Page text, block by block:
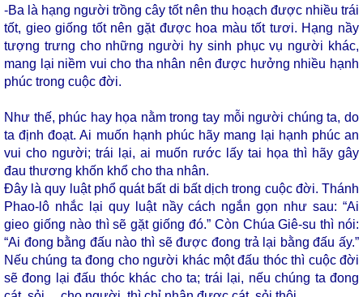
-Ba là hạng người trồng cây tốt nên thu hoạch được nhiều trái
tốt, gieo giống tốt nên gặt được hoa màu tốt tươi. Hạng nầy
tượng trưng cho những người hy sinh phục vụ người khác,
mang lại niềm vui cho tha nhân nên được hưởng nhiều hạnh
phúc trong cuộc đời.
Như thế, phúc hay họa nằm trong tay mỗi người chúng ta, do
ta định đoạt. Ai muốn hạnh phúc hãy mang lại hạnh phúc an
vui cho người; trái lại, ai muốn rước lấy tai họa thì hãy gây
đau thương khốn khổ cho tha nhân.
Đây là quy luật phổ quát bất di bất dịch trong cuộc đời. Thánh
Phao-lô nhắc lại quy luật nầy cách ngắn gọn như sau: “Ai
gieo giống nào thì sẽ gặt giống đó.” Còn Chúa Giê-su thì nói:
“Ai đong bằng đấu nào thì sẽ được đong trả lại bằng đấu ấy.”
Nếu chúng ta đong cho người khác một đấu thóc thì cuộc đời
sẽ đong lại đấu thóc khác cho ta; trái lại, nếu chúng ta đong